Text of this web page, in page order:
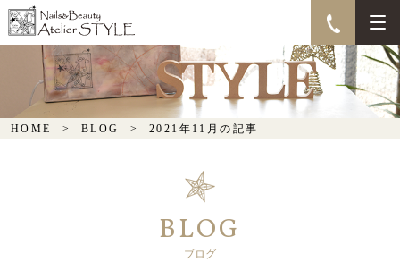
HOME BLOG 2021年11月の記事
BLOG
ブログ